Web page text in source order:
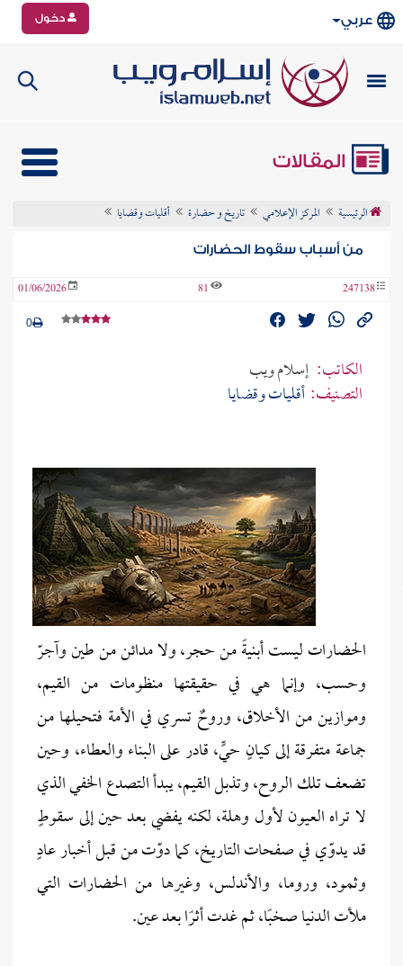
عربي دخول
المقالات
الرئيسية المركز الإعلامي تاريخ و حضارة أقليات وقضايا
من أسباب سقوط الحضارات
247138
81
01/06/2026
0
الكاتب: إسلام ويب
التصنيف:أقليات وقضايا
الحضارات ليست أبنيةً من حجر، ولا مدائن من طين وآجرّ
وحسب، وإنما هي في حقيقتها منظومات من القيم،
وموازين من الأخلاق، وروحٌ تسري في الأمة فتحيلها من
جماعة متفرقة إلى كيانٍ حيٍّ، قادر على البناء والعطاء، وحين
تضعف تلك الروح، وتذبل القيم، يبدأ التصدع الخفي الذي
لا تراه العيون لأول وهلة، لكنه يفضي بعد حين إلى سقوطٍ
قد يدوّي في صفحات التاريخ، كما دوّت من قبل أخبار عادٍ
وثمود، وروما، والأندلس، وغيرها من الحضارات التي
ملأت الدنيا صخبًا، ثم غدت أثرًا بعد عين.